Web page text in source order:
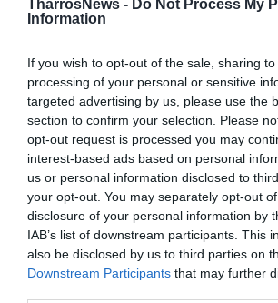
TharrosNews - Do Not Process My
Information
If you wish to opt-out of the sale, sharing
processing of your personal or sensitive
targeted advertising by us, please use the
section to confirm your selection. Please
opt-out request is processed you may
interest-based ads based on personal
us or personal information disclosed to
your opt-out. You may separately opt-out
disclosure of your personal information by
IAB’s list of downstream participants. This
also be disclosed by us to third parties on
Downstream Participants that may further